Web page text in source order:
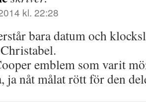
kl. 22:28
bara datum och
emblem som varit
ja nåt målat rött för den